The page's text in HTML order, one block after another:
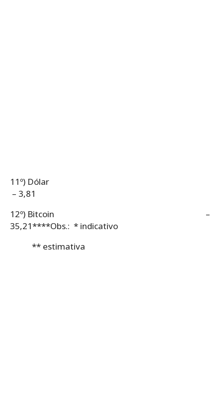
11º) Dólar
– 3,81
12º) Bitcoin –
35,21****Obs.: * indicativo
** estimativa